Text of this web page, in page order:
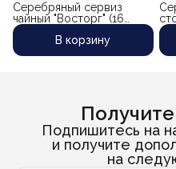
Серебряный сервиз
чайный "Восторг" (16
предметов)
В корзину
Подпишитесь на
и получите
на